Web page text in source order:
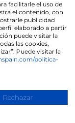
you the most
facilitarle el uso de
el contenido, con
publicidad
elaborado a partir
puede visitar la
las cookies,
Puede visitar la
politica-
Rechazar